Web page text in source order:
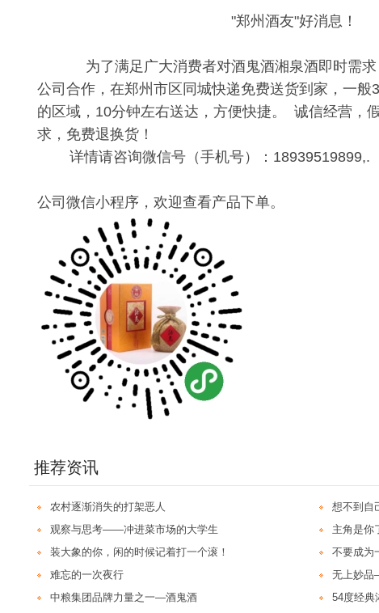
"郑州酒友"好消息！
为了满足广大消费者对酒鬼酒湘泉酒即时需求
公司合作， 在郑州市区同城快递免费送货到家，一般
的区域，10分钟左右送达， 方便快捷。 诚信经营，
求，免费退换货！
详情请咨询微信号（手机号）：18939519899,.
公司微信小程序，欢迎查看产品下单。
推荐资讯
农村逐渐消失的打架恶人
想不到自
观察与思考——冲进菜市场的大学生
主角是你
装大象的你，闲的时候记着打一个滚！
不要成为
难忘的一次夜行
无上妙品
中粮集团品牌力量之一—酒鬼酒
54度经典